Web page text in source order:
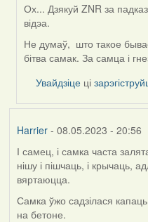
In
reply
to
by
Ох... Дзякуй ZNR за
відэа.
Не думаў, што такое
бітва самак. За самца і
Увайдзіце ці
Harrier- 08.05.2023 - 20:56
І самец, і самка часта
нішу і пішчаць, і крычаць,
вяртаюцца.
Самка ўжо садзілася
на бетоне.